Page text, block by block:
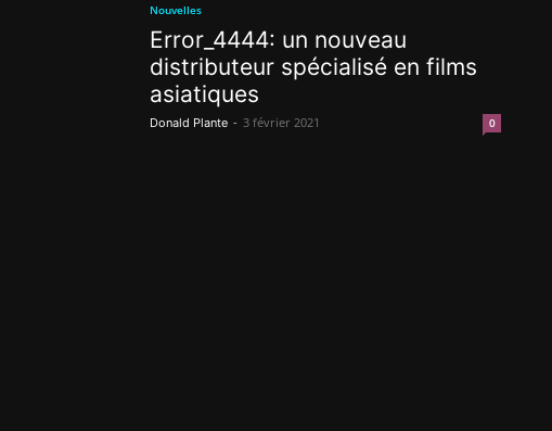
Nouvelles
Error_4444: un nouveau
distributeur spécialisé en films
asiatiques
Donald Plante - 3 février 2021 0